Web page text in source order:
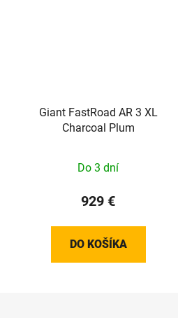
Giant FastRoad AR 3 XL
Charcoal Plum
Do 3 dní
929 €
DO KOŠÍKA